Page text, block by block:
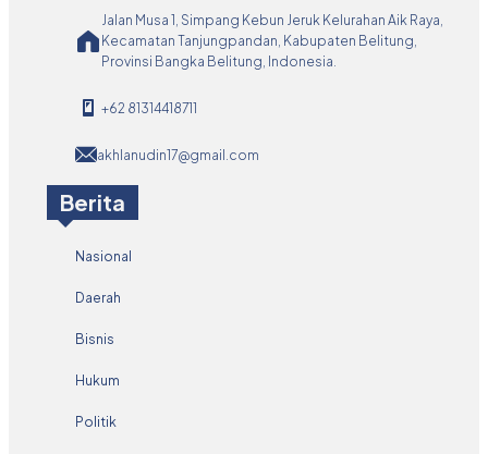
Jalan Musa 1, Simpang Kebun Jeruk Kelurahan Aik Raya,
Kecamatan Tanjungpandan, Kabupaten Belitung,
Provinsi Bangka Belitung, Indonesia.
+62 81314418711
akhlanudin17@gmail.com
Berita
Nasional
Daerah
Bisnis
Hukum
Politik